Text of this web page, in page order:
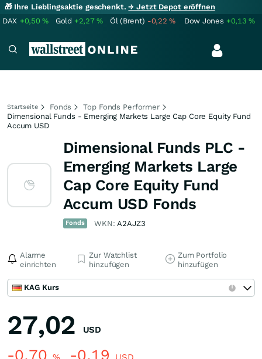
🎁 Ihre Lieblingsaktie geschenkt.→ Jetzt Depot eröffnen
DAX +0,50% Gold +2,27% Öl (Brent) -0,22% Dow Jones +0,13%
Startseite Fonds
Top Fonds Performer
Dimensional Funds - Emerging Markets Large Cap Core Equity Fund
Accum USD
Dimensional Funds PLC -
Emerging Markets Large
Cap Core Equity Fund
Accum USD Fonds
Fonds WKN:A2AJZ3
Alarme
einrichten
Zur Watchlist
hinzufügen
Zum Portfolio
hinzufügen
KAG Kurs
27,02 USD
-0,70 -0,19